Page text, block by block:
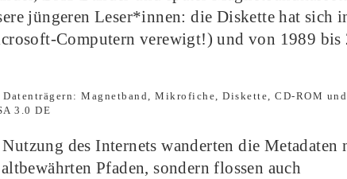
jüngeren Leser*innen: die Diskette hat sich
Computern verewigt!) und von 1989 bis
3.0 DE
des Internets wanderten die Metadaten
Pfaden, sondern flossen auch